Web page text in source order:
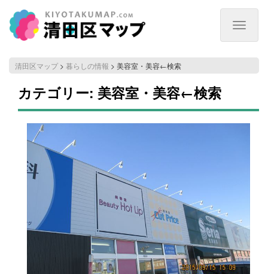
Toggle
清田区マップ > 暮らしの情報 > 美容室・美容←検索
カテゴリー: 美容室・美容←検索